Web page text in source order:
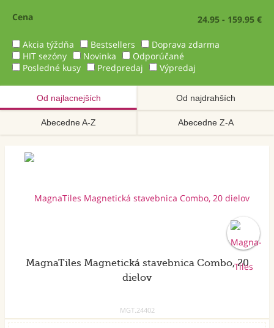
Cena 24.95 - 159.95 €
Akcia týždňa Bestsellers
Doprava zdarma
HIT sezóny
Novinka
Odporúčané
Posledné kusy
Predpredaj Výpredaj
Od najlacnejších Od najdrahších
Abecedne A-Z Abecedne Z-A
MagnaTiles Magnetická stavebnica Combo, 20
dielov
MGT.24402